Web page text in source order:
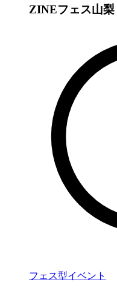
ZINEフェス山梨
フェス型イベント